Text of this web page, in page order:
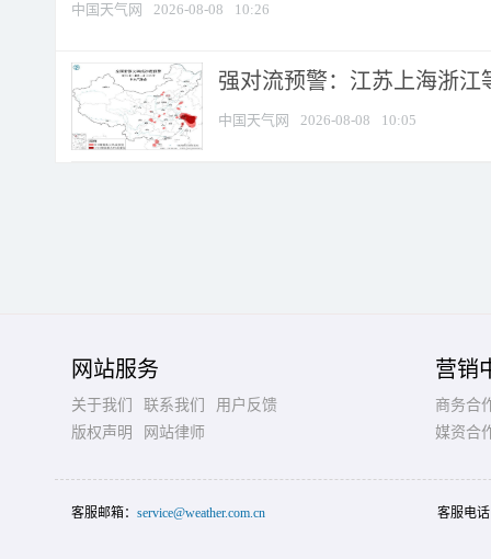
中国天气网 2026-08-08 10:26
强对流预警：江苏上海浙江
中国天气网 2026-08-08 10:05
网站服务
关于我们 联系我们
用户反馈
版权声明
网站律师
营销
商务合
媒资合
客服邮箱： service@weather.com.cn 客服电